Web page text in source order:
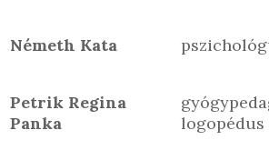
Németh Kata
Petrik Regina
Panka
logopédus